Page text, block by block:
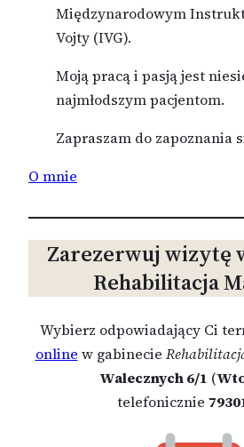
Międzynarodowym
Vojty (IVG).
Moją pracą i pasją jest
najmłodszym pacjentom.
Zapraszam do zapoznania
O mnie
Zarezerwuj wizytę
Rehabilitacja
Wybierz odpowiadający Ci
online w gabinecie
Walecznych 6/1 (
telefonicznie